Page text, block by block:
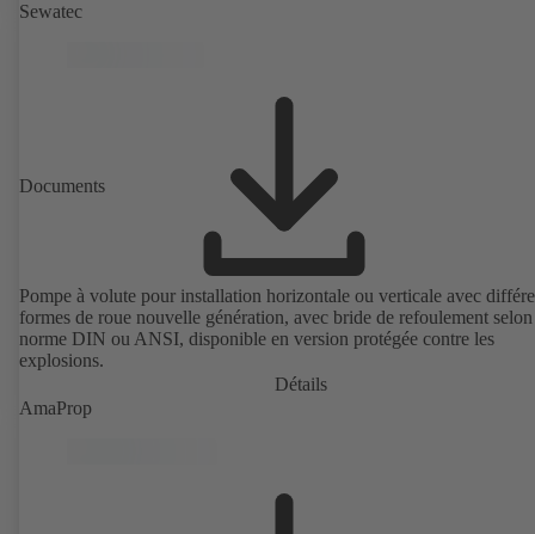
Sewatec
Documents
Pompe à volute pour installation horizontale ou verticale avec
formes de roue nouvelle génération, avec bride de refoulement selon
norme DIN ou ANSI, disponible en version protégée contre les
explosions.
Détails
AmaProp